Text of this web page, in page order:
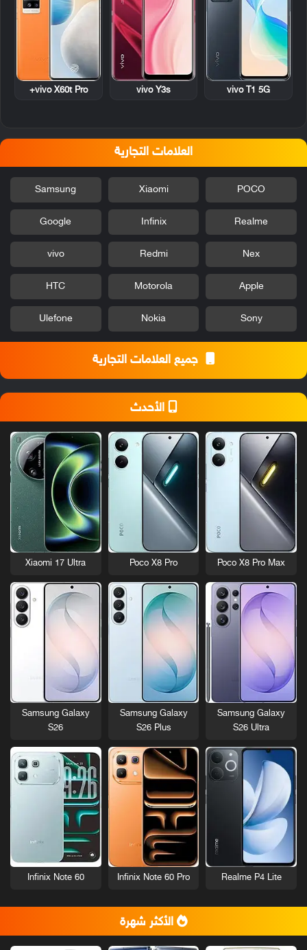
vivo T1 5G
vivo Y3s
vivo X60t Pro+
العلامات التجارية
POCO
Xiaomi
Samsung
Realme
Infinix
Google
Nex
Redmi
vivo
Apple
Motorola
HTC
Sony
Nokia
Ulefone
جميع العلامات التجارية
الأحدث
Poco X8 Pro Max
Poco X8 Pro
Xiaomi 17 Ultra
Samsung Galaxy
S26 Ultra
Samsung Galaxy
S26 Plus
Samsung Galaxy
S26
Realme P4 Lite
Infinix Note 60 Pro
Infinix Note 60
الأكثر شهرة